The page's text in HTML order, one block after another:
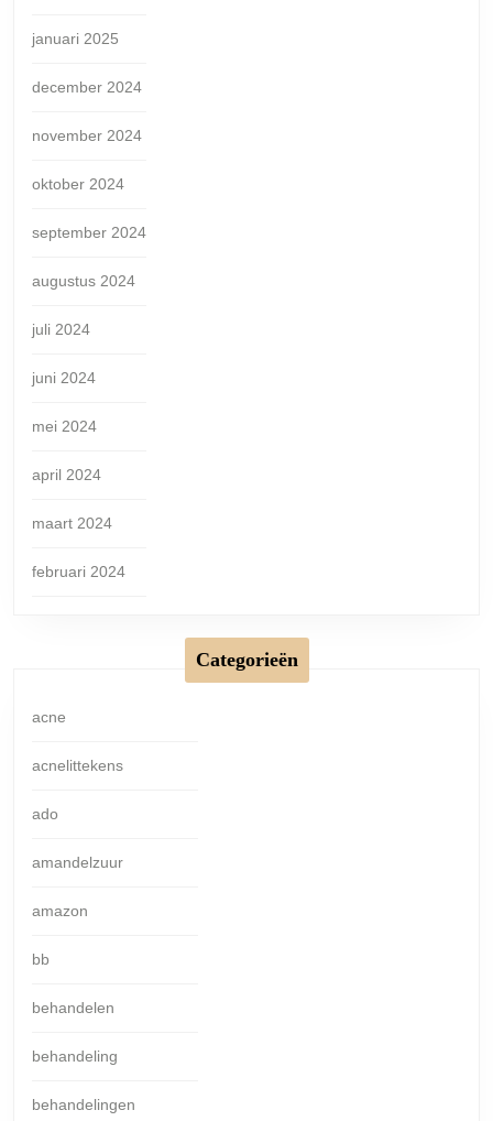
januari 2025
december 2024
november 2024
oktober 2024
september 2024
augustus 2024
juli 2024
juni 2024
mei 2024
april 2024
maart 2024
februari 2024
Categorieën
acne
acnelittekens
ado
amandelzuur
amazon
bb
behandelen
behandeling
behandelingen